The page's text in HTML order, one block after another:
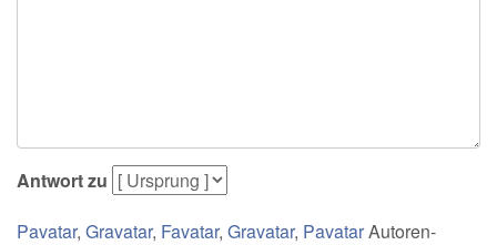
Antwort zu
Pavatar, Gravatar, Favatar, Gravatar, PavatarAutoren-